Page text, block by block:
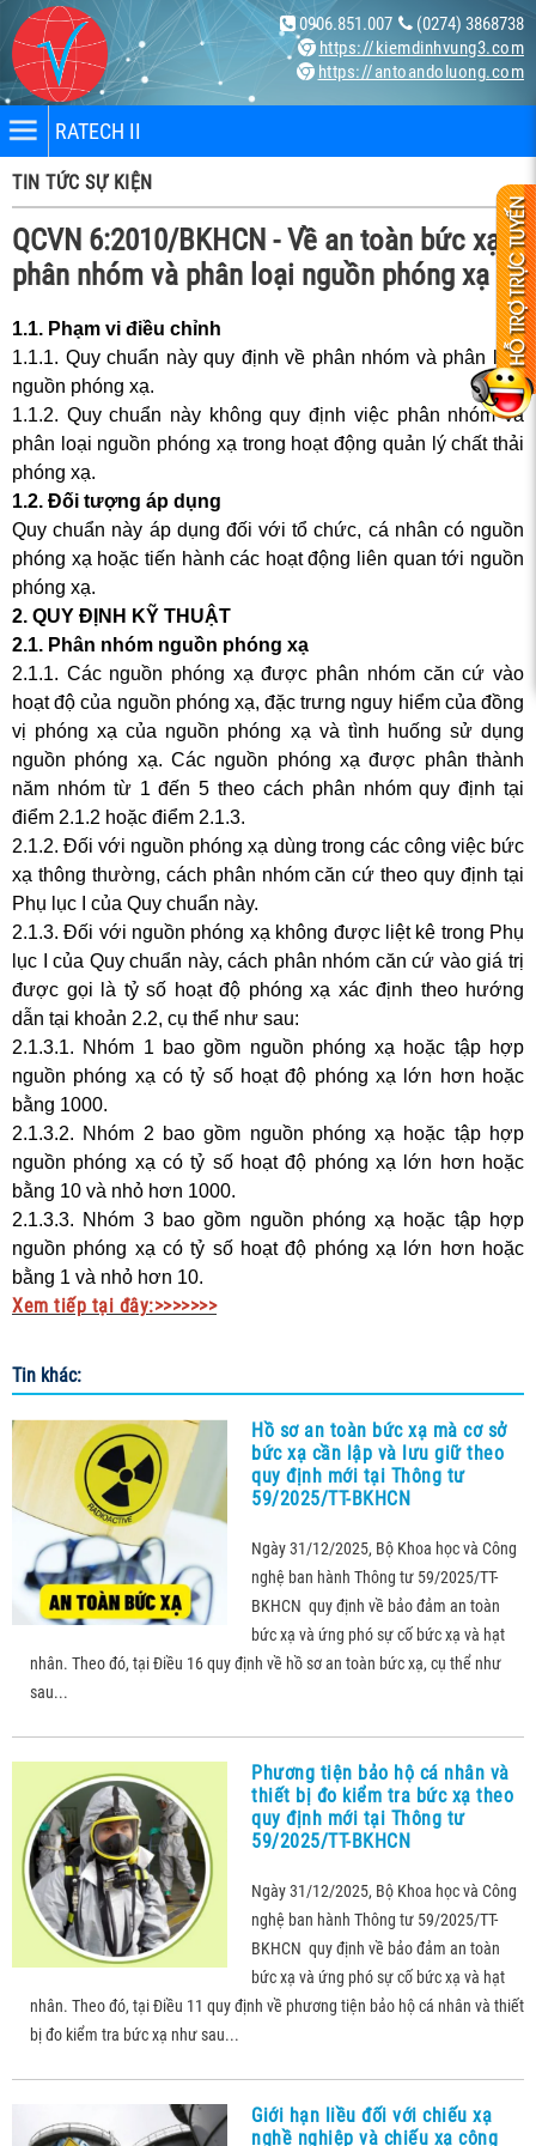
(0274) 3868738
0906.851.007
https://kiemdinhvung3.com
https://antoandoluong.com
X-
xạ,
RATECH II
TIN TỨC SỰ KIỆN
QCVN 6:2010/BKHCN - Về an toàn bức xạ -
phân nhóm và phân loại nguồn phóng xạ
1.1. Phạm vi điều chỉnh
1.1.1. Quy chuẩn này quy định về phân nhóm và phân loại
nguồn phóng xạ.
1.1.2. Quy chuẩn này không quy định việc phân nhóm và
phân loại nguồn phóng xạ trong hoạt động quản lý chất thải
phóng xạ.
1.2. Đối tượng áp dụng
Quy chuẩn này áp dụng đối với tổ chức, cá nhân có nguồn
phóng xạ hoặc tiến hành các hoạt động liên quan tới nguồn
phóng xạ.
2. QUY ĐỊNH KỸ THUẬT
2.1. Phân nhóm nguồn phóng xạ
2.1.1. Các nguồn phóng xạ được phân nhóm căn cứ vào
hoạt độ của nguồn phóng xạ, đặc trưng nguy hiểm của đồng
vị phóng xạ của nguồn phóng xạ và tình huống sử dụng
nguồn phóng xạ. Các nguồn phóng xạ được phân thành
năm nhóm từ 1 đến 5 theo cách phân nhóm quy định tại
điểm 2.1.2 hoặc điểm 2.1.3.
2.1.2. Đối với nguồn phóng xạ dùng trong các công việc bức
xạ thông thường, cách phân nhóm căn cứ theo quy định tại
Phụ lục I của Quy chuẩn này.
2.1.3. Đối với nguồn phóng xạ không được liệt kê trong Phụ
lục I của Quy chuẩn này, cách phân nhóm căn cứ vào giá trị
được gọi là tỷ số hoạt độ phóng xạ xác định theo hướng
dẫn tại khoản 2.2, cụ thể như sau:
2.1.3.1. Nhóm 1 bao gồm nguồn phóng xạ hoặc tập hợp
nguồn phóng xạ có tỷ số hoạt độ phóng xạ lớn hơn hoặc
bằng 1000.
2.1.3.2. Nhóm 2 bao gồm nguồn phóng xạ hoặc tập hợp
nguồn phóng xạ có tỷ số hoạt độ phóng xạ lớn hơn hoặc
bằng 10 và nhỏ hơn 1000.
2.1.3.3. Nhóm 3 bao gồm nguồn phóng xạ hoặc tập hợp
nguồn phóng xạ có tỷ số hoạt độ phóng xạ lớn hơn hoặc
bằng 1 và nhỏ hơn 10.
Xem tiếp tại đây:>>>>>>>
Tin khác:
Hồ sơ an toàn bức xạ mà cơ sở
bức xạ cần lập và lưu giữ theo
quy định mới tại Thông tư
59/2025/TT-BKHCN
Ngày 31/12/2025, Bộ Khoa học và Công
nghệ ban hành Thông tư 59/2025/TT-
BKHCN quy định về bảo đảm an toàn
bức xạ và ứng phó sự cố bức xạ và hạt
nhân. Theo đó, tại Điều 16 quy định về hồ sơ an toàn bức xạ, cụ thể như
sau...
Phương tiện bảo hộ cá nhân và
thiết bị đo kiểm tra bức xạ theo
quy định mới tại Thông tư
59/2025/TT-BKHCN
Ngày 31/12/2025, Bộ Khoa học và Công
nghệ ban hành Thông tư 59/2025/TT-
BKHCN quy định về bảo đảm an toàn
bức xạ và ứng phó sự cố bức xạ và hạt
nhân. Theo đó, tại Điều 11 quy định về phương tiện bảo hộ cá nhân và thiết
bị đo kiểm tra bức xạ như sau...
Giới hạn liều đối với chiếu xạ
nghề nghiệp và chiếu xạ công